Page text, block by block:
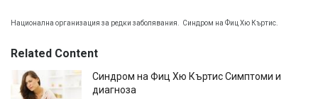
Национална организация за редки заболявания. Синдром на Фиц Хю Къртис.
Related Content
Синдром на Фиц Хю Къртис Симптоми и
диагноза